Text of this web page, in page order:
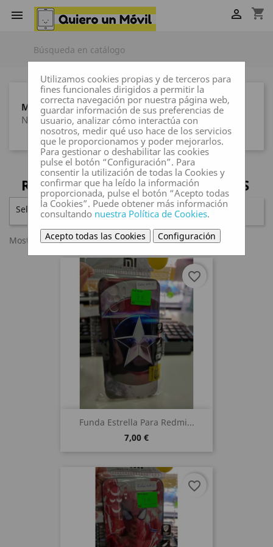
 shopping_cart

MARCAS
Ninguna marca
REDMI NOTE 10 / REDMI NOTE 10S
Seleccionar  FILTRAR
Mostrando 1-3 de 3 artículo(s)
Funda Estrella Para Redmi...
7,00 €
favorite_border
favorite_border
Utilizamos cookies propias y de terceros para
fines funcionales dirigidos a permitir la
correcta navegación por nuestra página web,
guardar información de sus preferencias de
usuario, analizar cómo interactúa con
nosotros, medir qué uso hace de los servicios
que le proporcionamos y poder mejorarlos.
Para gestionar o deshabilitar las cookies
pulse el botón “Configuración”. Para
consentir la utilización de todas la Cookies y
confirmar que ha leído la información
proporcionada, pulse el botón “Acepto todas
la Cookies”. Puede obtener más información
consultando nuestra Política de Cookies.
Acepto todas las Cookies Configuración